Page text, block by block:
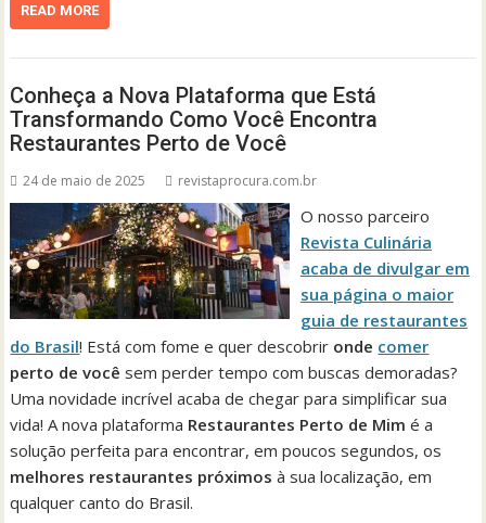
READ MORE
Conheça a Nova Plataforma que Está
Transformando Como Você Encontra
Restaurantes Perto de Você
24 de maio de 2025 revistaprocura.com.br
O nosso parceiro
Revista Culinária
acaba de divulgar em
sua página o maior
guia de restaurantes
do Brasil! Está com fome e quer descobrir onde comer
perto de você sem perder tempo com buscas demoradas?
Uma novidade incrível acaba de chegar para simplificar sua
vida! A nova plataforma Restaurantes Perto de Mim é a
solução perfeita para encontrar, em poucos segundos, os
melhores restaurantes próximos à sua localização, em
qualquer canto do Brasil.